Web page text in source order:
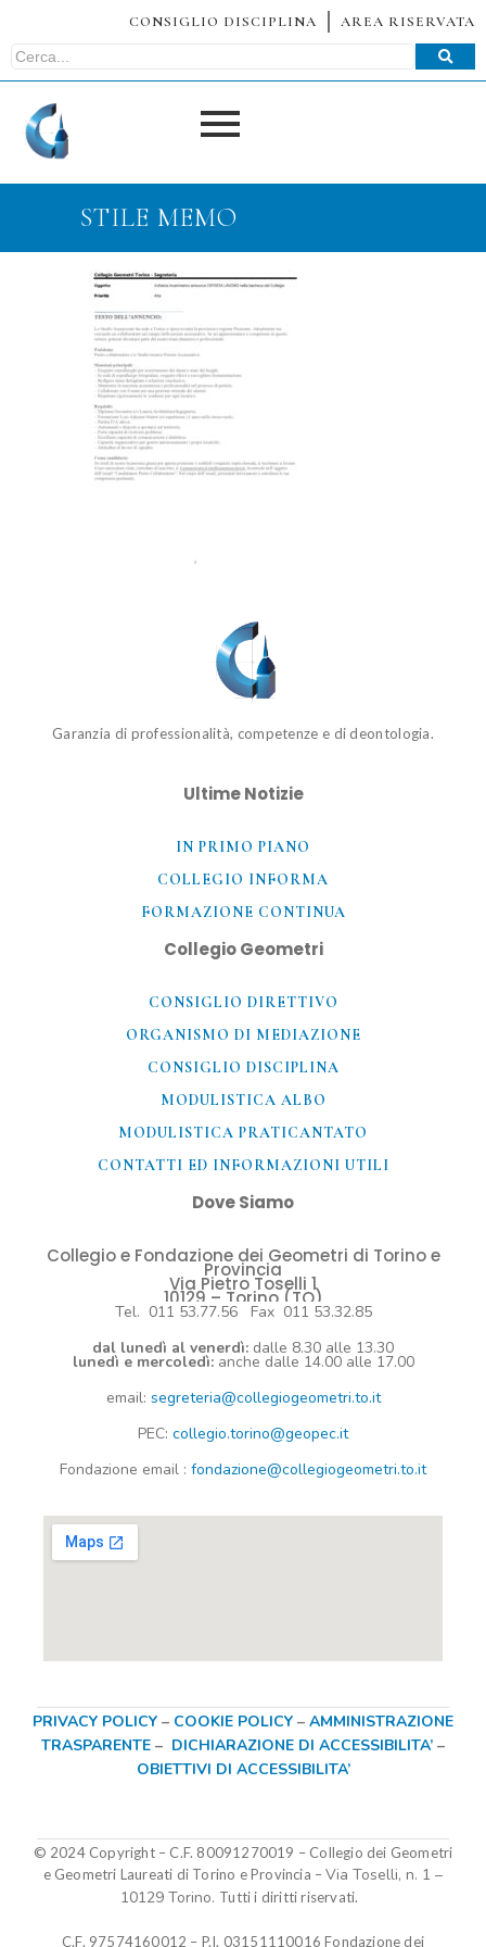
CONSIGLIO DISCIPLINA AREA RISERVATA
STILE MEMO
Garanzia di professionalità, competenze e di deontologia.
Ultime Notizie
IN PRIMO PIANO
COLLEGIO INFORMA
FORMAZIONE CONTINUA
Collegio Geometri
CONSIGLIO DIRETTIVO
ORGANISMO DI MEDIAZIONE
CONSIGLIO DISCIPLINA
MODULISTICA ALBO
MODULISTICA PRATICANTATO
CONTATTI ED INFORMAZIONI UTILI​
Dove Siamo
Collegio e Fondazione dei Geometri di Torino e
Provincia
Via Pietro Toselli 1
10129 – Torino (TO)
Tel. 011 53.77.56 Fax 011 53.32.85
dal lunedì al venerdì: dalle 8.30 alle 13.30
lunedì e mercoledì: anche dalle 14.00 alle 17.00
email: segreteria@collegiogeometri.to.it
PEC: collegio.torino@geopec.it
Fondazione email : fondazione@collegiogeometri.to.it
PRIVACY POLICY – COOKIE POLICY – AMMINISTRAZIONE
TRASPARENTE – DICHIARAZIONE DI ACCESSIBILITA’ –
OBIETTIVI DI ACCESSIBILITA’
© 2024 Copyright – C.F. 80091270019 – Collegio dei Geometri
e Geometri Laureati di Torino e Provincia –Via Toselli, n. 1 –
10129 Torino. Tutti i diritti riservati.
C.F. 97574160012 – P.I. 03151110016Fondazione dei